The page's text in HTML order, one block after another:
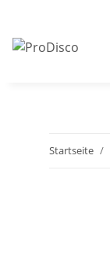
Startseite